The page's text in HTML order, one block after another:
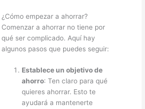
¿Cómo empezar a ahorrar?
Comenzar a ahorrar no tiene por
qué ser complicado. Aquí hay
algunos pasos que puedes seguir:
Establece un objetivo de
ahorro: Ten claro para qué
quieres ahorrar. Esto te
ayudará a mantenerte